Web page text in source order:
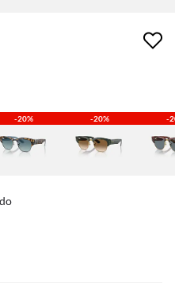
de deseos.
-20% -20% -